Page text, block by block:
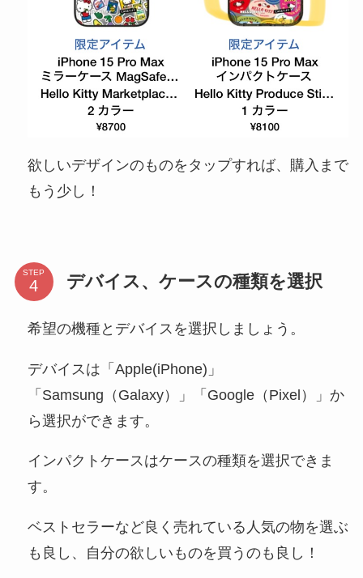
欲しいデザインのものをタップすれば、購入まで
もう少し！
STEP デバイス、ケースの種類を選択
希望の機種とデバイスを選択しましょう。
デバイスは「Apple(iPhone)」
「Samsung（Galaxy）」「Google（Pixel）」か
ら選択ができます。
インパクトケースはケースの種類を選択できま
す。
ベストセラーなど良く売れている人気の物を選ぶ
も良し、自分の欲しいものを買うのも良し！